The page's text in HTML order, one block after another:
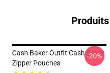
Cash Baker Outfit Cash Baker
Zipper Pouches
-20%